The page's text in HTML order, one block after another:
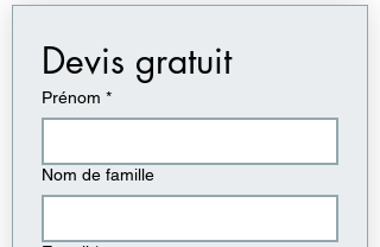
Devis gratuit
Prénom *
Nom de famille